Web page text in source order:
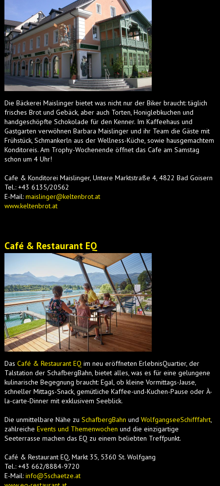
Die Bäckerei Maislinger bietet was nicht nur der Biker braucht: täglich
frisches Brot und Gebäck, aber auch Torten, Honiglebkuchen und
handgeschöpfte Schokolade für den Kenner. Im Kaffeehaus und
Gastgarten verwöhnen Barbara Maislinger und ihr Team die Gäste mit
Frühstück, Schmankerln aus der Wellness-Küche, sowie hausgemachtem
Konditoreis. Am Trophy-Wochenende öffnet das Cafe am Samstag
schon um 4 Uhr!
Cafe & Konditorei Maislinger, Untere Marktstraße 4, 4822 Bad Goisern
Tel.: +43 6135/20562
E-Mail: maislinger@keltenbrot.at
www.keltenbrot.at
Café & Restaurant EQ
Das Café & Restaurant EQ im neu eröffneten ErlebnisQuartier, der
Talstation der SchafbergBahn, bietet alles, was es für eine gelungene
kulinarische Begegnung braucht: Egal, ob kleine Vormittags-Jause,
schneller Mittags-Snack, gemütliche Kaffee-und-Kuchen-Pause oder À-
la-carte-Dinner mit exklusivem Seeblick.
Die unmittelbare Nähe zu SchafbergBahn und WolfgangseeSchifffahrt,
zahlreiche Events und Themenwochen und die einzigartige
Seeterrasse machen das EQ zu einem beliebten Treffpunkt.
Café & Restaurant EQ, Markt 35, 5360 St. Wolfgang
Tel.: +43 662/8884-9720
E-Mail: info@5schaetze.at